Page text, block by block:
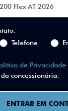
Telefone
de Privacidade
concessionária.
ENTRAR EM